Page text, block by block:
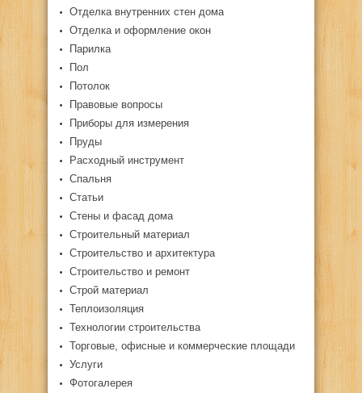
Отделка внутренних стен дома
Отделка и оформление окон
Парилка
Пол
Потолок
Правовые вопросы
Приборы для измерения
Пруды
Расходный инструмент
Спальня
Статьи
Стены и фасад дома
Строительный материал
Строительство и архитектура
Строительство и ремонт
Строй материал
Теплоизоляция
Технологии строительства
Торговые, офисные и коммерческие площади
Услуги
Фотогалерея